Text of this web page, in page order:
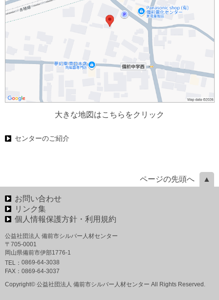
大きな地図はこちらをクリック
センターのご紹介
ページの先頭へ
お問い合わせ
リンク集
個人情報保護方針・利用規約
公益社団法人 備前市シルバー人材センター
〒705-0001
岡山県備前市伊部1776-1
TEL： 0869-64-3038
FAX： 0869-64-3037
Copyright© 公益社団法人 備前市シルバー人材センター All Rights Reserved.